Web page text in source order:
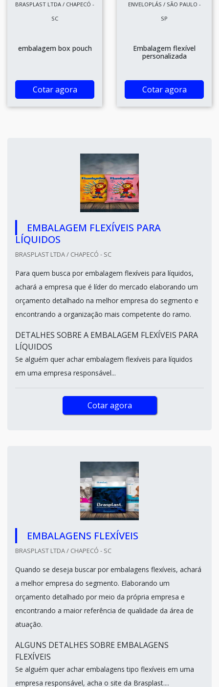
BRASPLAST LTDA / CHAPECÓ -
SC
embalagem box pouch
Cotar agora
ENVELOPLÁS / SÃO PAULO -
SP
Embalagem flexível
personalizada
Cotar agora
EMBALAGEM FLEXÍVEIS PARA
LÍQUIDOS
BRASPLAST LTDA / CHAPECÓ - SC
Para quem busca por embalagem flexíveis para líquidos,
achará a empresa que é líder do mercado elaborando um
orçamento detalhado na melhor empresa do segmento e
encontrando a organização mais competente do ramo.
DETALHES SOBRE A EMBALAGEM FLEXÍVEIS PARA
LÍQUIDOS
Se alguém quer achar embalagem flexíveis para líquidos
em uma empresa responsável...
Cotar agora
EMBALAGENS FLEXÍVEIS
BRASPLAST LTDA / CHAPECÓ - SC
Quando se deseja buscar por embalagens flexíveis, achará
a melhor empresa do segmento. Elaborando um
orçamento detalhado por meio da própria empresa e
encontrando a maior referência de qualidade da área de
atuação.
ALGUNS DETALHES SOBRE EMBALAGENS
FLEXÍVEIS
Se alguém quer achar embalagens tipo flexíveis em uma
empresa responsável, acha o site da Brasplast....